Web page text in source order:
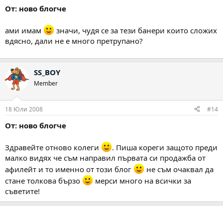
От: ново блогче
ами имам
значи, чудя се за тези банери които сложих
вдясно, дали не е много претрупано?
SS_BOY
Member
18 Юли 2008 #14
От: ново блогче
Здравейте отново колеги
. Пиша кореги защото преди
малко видях че съм направил първата си продажба от
афилейт и то именно от този блог
не съм очаквал да
стане толкова бързо
мерси много на всички за
съветите!